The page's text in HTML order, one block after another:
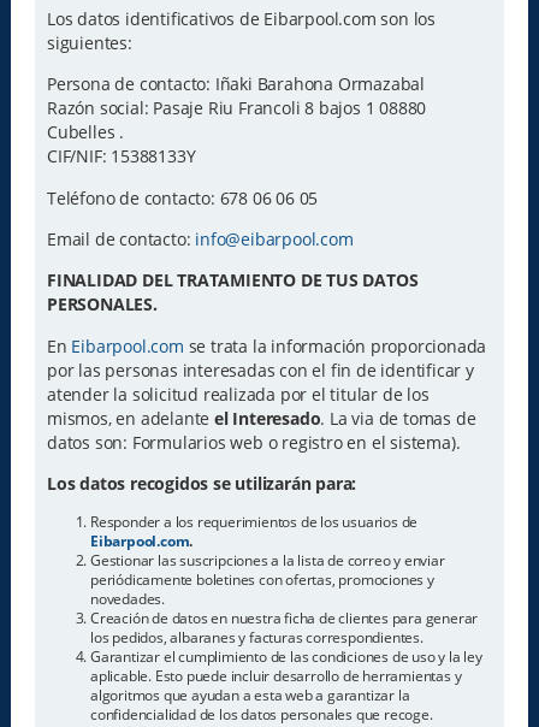
Los datos identificativos de Eibarpool.com son los
siguientes:
Persona de contacto: Iñaki Barahona Ormazabal
Razón social: Pasaje Riu Francoli 8 bajos 1 08880
Cubelles .
CIF/NIF: 15388133Y
Teléfono de contacto: 678 06 06 05
Email de contacto: info@eibarpool.com
FINALIDAD DEL TRATAMIENTO DE TUS DATOS
PERSONALES.
En Eibarpool.com se trata la información proporcionada
por las personas interesadas con el fin de identificar y
atender la solicitud realizada por el titular de los
mismos, en adelante el Interesado. La via de tomas de
datos son: Formularios web o registro en el sistema).
Los datos recogidos se utilizarán para:
Responder a los requerimientos de los usuarios de
Eibarpool.com.
Gestionar las suscripciones a la lista de correo y enviar
periódicamente boletines con ofertas, promociones y
novedades.
Creación de datos en nuestra ficha de clientes para generar
los pedidos, albaranes y facturas correspondientes.
Garantizar el cumplimiento de las condiciones de uso y la ley
aplicable. Esto puede incluir desarrollo de herramientas y
algoritmos que ayudan a esta web a garantizar la
confidencialidad de los datos personales que recoge.